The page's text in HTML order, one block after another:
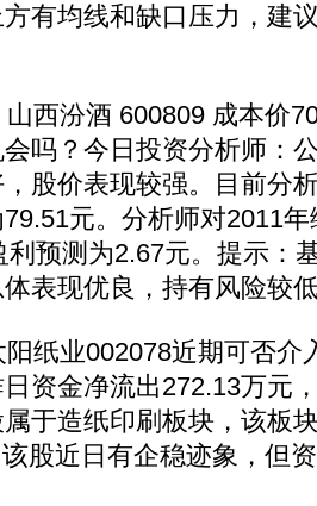
有均线和缺口压力，建
西汾酒 600809 成本价
吗？今日投资分析师：
股价表现较强。目前分
元。分析师对2011
利预测为2.67元。提示：
表现优良，持有风险较
纸业002078近期可否介
资金净流出272.13万元
于造纸印刷板块，该板
股近日有企稳迹象，但